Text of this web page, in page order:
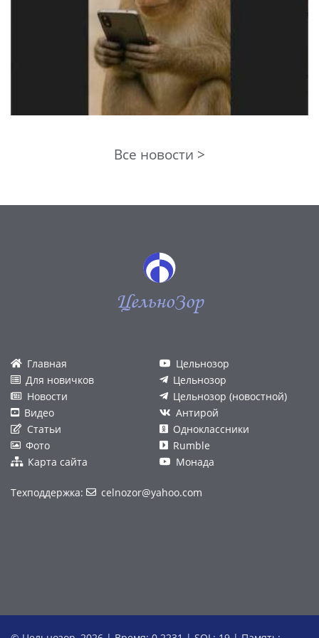
Все новости >
ЦельноЗор
Главная
Для новичков
Новости
Видео
Статьи
Фото
Карта сайта
Цельнозор
Цельнозор
Цельнозор (новостной)
Антирой
Одноклассники
Rumble
Монада
Техподдержка: celnozor@yahoo.com